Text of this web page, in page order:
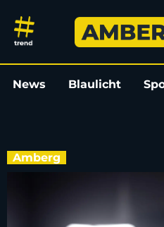
Bayerischer
News Blaulicht
Amberg